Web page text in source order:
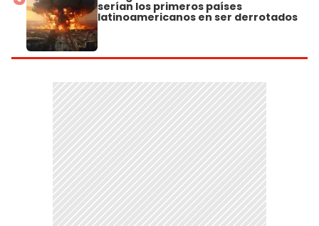
serían los primeros países
latinoamericanos en ser derrotados